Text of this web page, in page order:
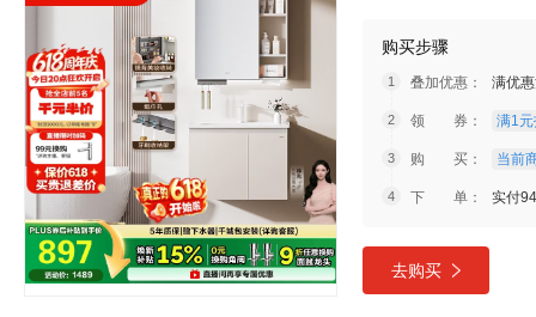
购买步骤
叠加优惠： 满优
领 券： 满1
购 买： 当前
下 单： 实付
去购买